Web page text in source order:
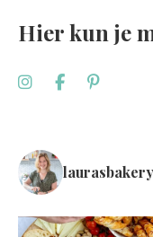
Hier kun je
laurasbakery